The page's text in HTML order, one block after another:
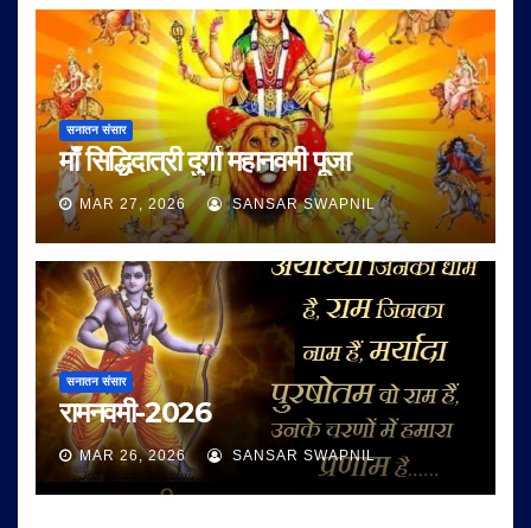
सनातन संसार
माँ सिद्धिदात्री दुर्गा महानवमी पूजा
MAR 27, 2026 SANSAR SWAPNIL
सनातन संसार
रामनवमी-2026
MAR 26, 2026 SANSAR SWAPNIL